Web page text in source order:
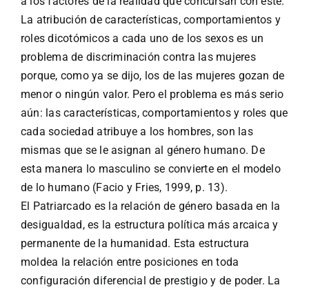
La atribución de características, comportamientos y
roles dicotómicos a cada uno de los sexos es un
problema de discriminación contra las mujeres
porque, como ya se dijo, los de las mujeres gozan de
menor o ningún valor. Pero el problema es más serio
aún: las características, comportamientos y roles que
cada sociedad atribuye a los hombres, son las
mismas que se le asignan al género humano. De
esta manera lo masculino se convierte en el modelo
de lo humano (Facio y Fries, 1999, p. 13).
El Patriarcado es la relación de género basada en la
desigualdad, es la estructura política más arcaica y
permanente de la humanidad. Esta estructura
moldea la relación entre posiciones en toda
configuración diferencial de prestigio y de poder. La